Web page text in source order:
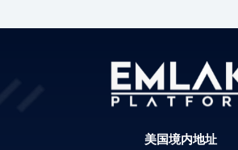
美国境内地址